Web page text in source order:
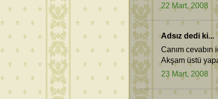
22 Mart, 2008
Adsız dedi ki...
Canım cevabın
Akşam üstü
23 Mart, 2008